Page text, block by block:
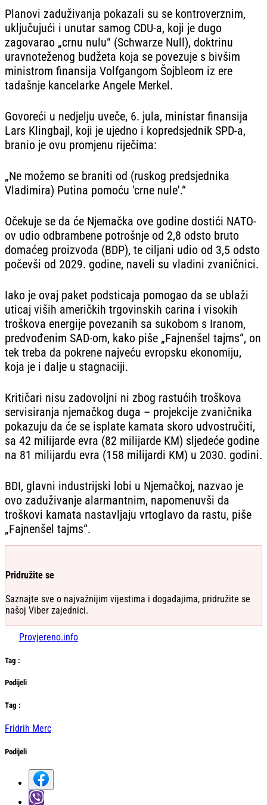
Planovi zaduživanja pokazali su se kontroverznim,
uključujući i unutar samog CDU-a, koji je dugo
zagovarao „crnu nulu“ (Schwarze Null), doktrinu
uravnoteženog budžeta koja se povezuje s bivšim
ministrom finansija Volfgangom Šojbleom iz ere
tadašnje kancelarke Angele Merkel.
Govoreći u ned‌jelju uveče, 6. jula, ministar finansija
Lars Klingbajl, koji je ujedno i kopredsjednik SPD-a,
branio je ovu promjenu riječima:
„Ne možemo se braniti od (ruskog predsjednika
Vladimira) Putina pomoću 'crne nule'.“
Očekuje se da će Njemačka ove godine dostići NATO-
ov udio odbrambene potrošnje od 2,8 odsto bruto
domaćeg proizvoda (BDP), te ciljani udio od 3,5 odsto
počevši od 2029. godine, naveli su vladini zvaničnici.
Iako je ovaj paket podsticaja pomogao da se ublaži
uticaj viših američkih trgovinskih carina i visokih
troškova energije povezanih sa sukobom s Iranom,
predvođenim SAD-om, kako piše „Fajnenšel tajms“, on
tek treba da pokrene najveću evropsku ekonomiju,
koja je i dalje u stagnaciji.
Kritičari nisu zadovoljni ni zbog rastućih troškova
servisiranja njemačkog duga – projekcije zvaničnika
pokazuju da će se isplate kamata skoro udvostručiti,
sa 42 milijarde evra (82 milijarde KM) sljedeće godine
na 81 milijardu evra (158 milijardi KM) u 2030. godini.
BDI, glavni industrijski lobi u Njemačkoj, nazvao je
ovo zaduživanje alarmantnim, napomenuvši da
troškovi kamata nastavljaju vrtoglavo da rastu, piše
„Fajnenšel tajms“.
Pridružite se
Saznajte sve o najvažnijim vijestima i događajima, pridružite se
našoj Viber zajednici.
Provjereno.info
Tag :
Podijeli
Тag :
Fridrih Merc
Podijeli